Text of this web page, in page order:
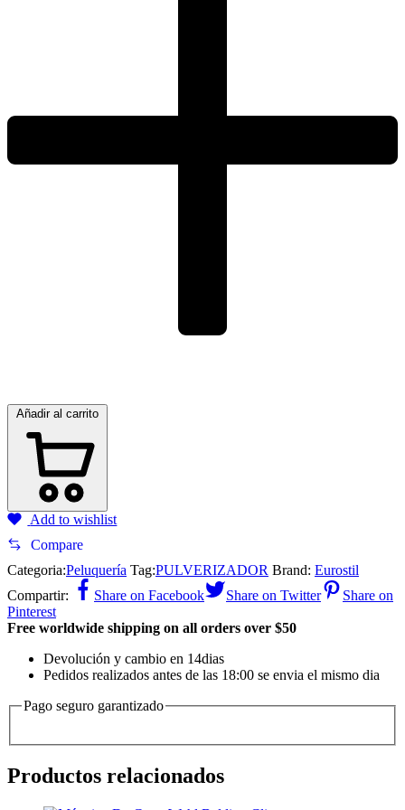
Añadir al carrito
Add to wishlist
Compare
Categoria:Peluquería Tag:PULVERIZADOR Brand: Eurostil
Compartir:
Share on Facebook Share on Twitter
Share on
Pinterest
Free worldwide shipping on all orders over $50
Devolución y cambio en 14dias
Pedidos realizados antes de las 18:00 se envia el mismo dia
Pago seguro garantizado
Productos relacionados